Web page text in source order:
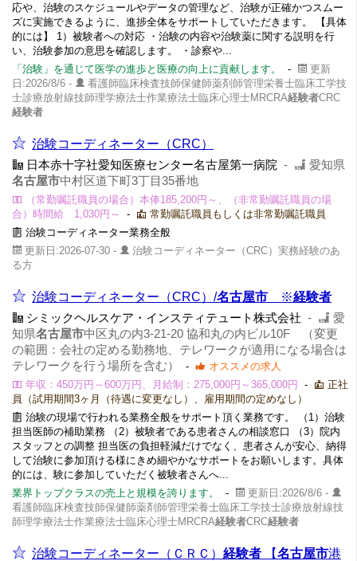
応や、治験のスケジュールやデータの管理など、治験が正確かつスムー
ズに実施できるように、進捗全体をサポートしていただきます。 【具体
的には】 1）被験者への対応 ・治験の内容や治験薬に関する説明を行
い、治験参加の意思を確認します。 ・診察や...
「治験」を通じて医学の進歩と医療の向上に貢献します。
-
更新
日:2026/8/6 -
看護師臨床検査技師保健師薬剤師管理栄養士臨床工学技
士診療放射線技師理学療法士作業療法士臨床心理士MRCRA経験者CRC
経験者
治験コーディネーター（CRC）
日本赤十字社愛知医療センター名古屋第一病院 -
愛知県
名古屋市中村区道下町3丁目35番地
（常勤嘱託職員の場合）本俸185,200円～、（非常勤嘱託職員の場
合）時間給 1,030円～
-
常勤嘱託職員もしくは非常勤嘱託職員
治験コーディネーター業務全般
更新日:2026-07-30 -
治験コーディネーター（CRC）実務経験のあ
る方
治験コーディネーター（CRC）/名古屋市 ※経験者
シミックヘルスケア・インスティテュート株式会社 -
愛
知県名古屋市中区丸の内3-21-20 協和丸の内ビル10F （変更
の範囲：会社の定める勤務地、テレワークが適用になる場合は
テレワークを行う場所を含む）
-
オススメの求人
年収：450万円～600万円、月給制：275,000円～365,000円
-
正社
員（試用期間3ヶ月（待遇に変更なし）、雇用期間の定めなし）
治験の現場で行われる業務全般をサポート頂く業務です。 （1）治験
担当医師の補助業務 （2）被験者である患者さんの相談窓口 （3）院内
スタッフとの調整 担当医の負担軽減だけでなく、患者さんが安心、納得
して治験に参加頂ける様にきめ細やかなサポートをお願いします。具体
的には、験に参加していただく被験者さんへ...
業界トップクラスの売上と規模を誇ります。
-
更新日:2026/8/6 -
看護師臨床検査技師保健師薬剤師管理栄養士臨床工学技士診療放射線技
師理学療法士作業療法士臨床心理士MRCRA経験者CRC経験者
治験コーディネーター（ＣＲＣ） 経験者 【名古屋市港